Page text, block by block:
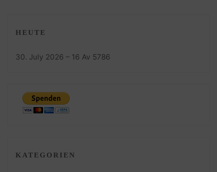
HEUTE
30. July 2026 – 16 Av 5786
KATEGORIEN